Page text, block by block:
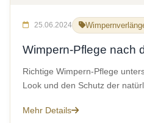
25.06.2024
Wimpern-Pflege nach
Richtige Wimpern-Pflege
Look und den Schutz der
Mehr Details